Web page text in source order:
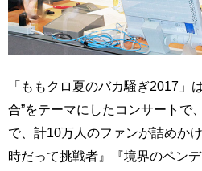
「ももクロ夏のバカ騒ぎ2017」
合”をテーマにしたコンサートで
で、計10万人のファンが詰めか
時だって挑戦者』『境界のペン